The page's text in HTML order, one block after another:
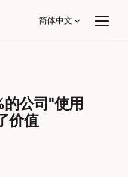
简体中文
公司"使用
价值